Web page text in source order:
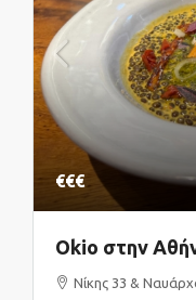
€€€
Okio στην
Νίκης 33 &